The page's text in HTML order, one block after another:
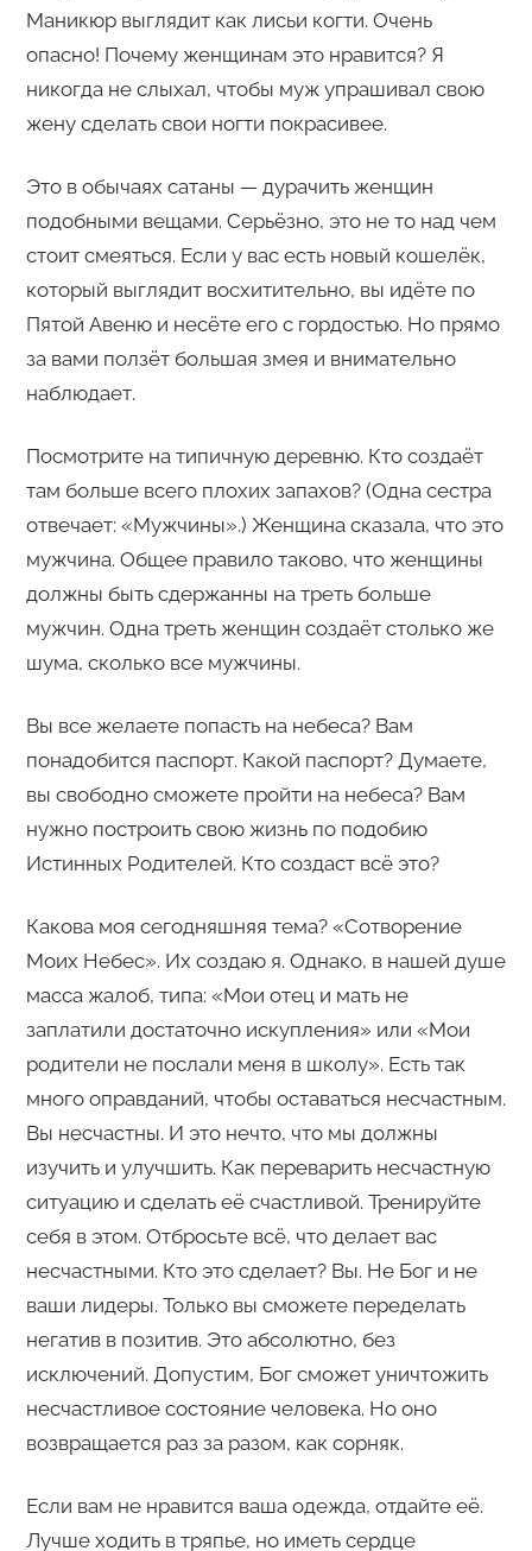
Маникюр выглядит как лисьи когти. Очень
опасно! Почему женщинам это нравится? Я
никогда не слыхал, чтобы муж упрашивал свою
жену сделать свои ногти покрасивее.
Это в обычаях сатаны — дурачить женщин
подобными вещами. Серьёзно, это не то над чем
стоит смеяться. Если у вас есть новый кошелёк,
который выглядит восхитительно, вы идёте по
Пятой Авеню и несёте его с гордостью. Но прямо
за вами ползёт большая змея и внимательно
наблюдает.
Посмотрите на типичную деревню. Кто создаёт
там больше всего плохих запахов? (Одна сестра
отвечает: «Мужчины».) Женщина сказала, что это
мужчина. Общее правило таково, что женщины
должны быть сдержанны на треть больше
мужчин. Одна треть женщин создаёт столько же
шума, сколько все мужчины.
Вы все желаете попасть на небеса? Вам
понадобится паспорт. Какой паспорт? Думаете,
вы свободно сможете пройти на небеса? Вам
нужно построить свою жизнь по подобию
Истинных Родителей. Кто создаст всё это?
Какова моя сегодняшняя тема? «Сотворение
Моих Небес». Их создаю я. Однако, в нашей душе
масса жалоб, типа: «Мои отец и мать не
заплатили достаточно искупления» или «Мои
родители не послали меня в школу». Есть так
много оправданий, чтобы оставаться несчастным.
Вы несчастны. И это нечто, что мы должны
изучить и улучшить. Как переварить несчастную
ситуацию и сделать её счастливой. Тренируйте
себя в этом. Отбросьте всё, что делает вас
несчастными. Кто это сделает? Вы. Не Бог и не
ваши лидеры. Только вы сможете переделать
негатив в позитив. Это абсолютно, без
исключений. Допустим, Бог сможет уничтожить
несчастливое состояние человека. Но оно
возвращается раз за разом, как сорняк.
Если вам не нравится ваша одежда, отдайте её.
Лучше ходить в тряпье, но иметь сердце